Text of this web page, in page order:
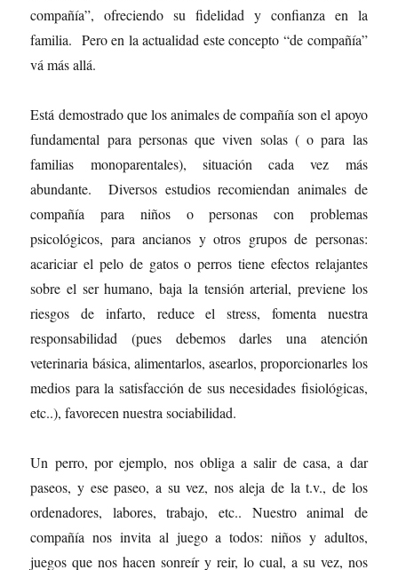
compañía”, ofreciendo su fidelidad y confianza en la
familia. Pero en la actualidad este concepto “de compañía”
vá más allá.
Está demostrado que los animales de compañía son el apoyo
fundamental para personas que viven solas ( o para las
familias monoparentales), situación cada vez más
abundante. Diversos estudios recomiendan animales de
compañía para niños o personas con problemas
psicológicos, para ancianos y otros grupos de personas:
acariciar el pelo de gatos o perros tiene efectos relajantes
sobre el ser humano, baja la tensión arterial, previene los
riesgos de infarto, reduce el stress, fomenta nuestra
responsabilidad (pues debemos darles una atención
veterinaria básica, alimentarlos, asearlos, proporcionarles los
medios para la satisfacción de sus necesidades fisiológicas,
etc..), favorecen nuestra sociabilidad.
Un perro, por ejemplo, nos obliga a salir de casa, a dar
paseos, y ese paseo, a su vez, nos aleja de la t.v., de los
ordenadores, labores, trabajo, etc.. Nuestro animal de
compañía nos invita al juego a todos: niños y adultos,
juegos que nos hacen sonreír y reir, lo cual, a su vez, nos